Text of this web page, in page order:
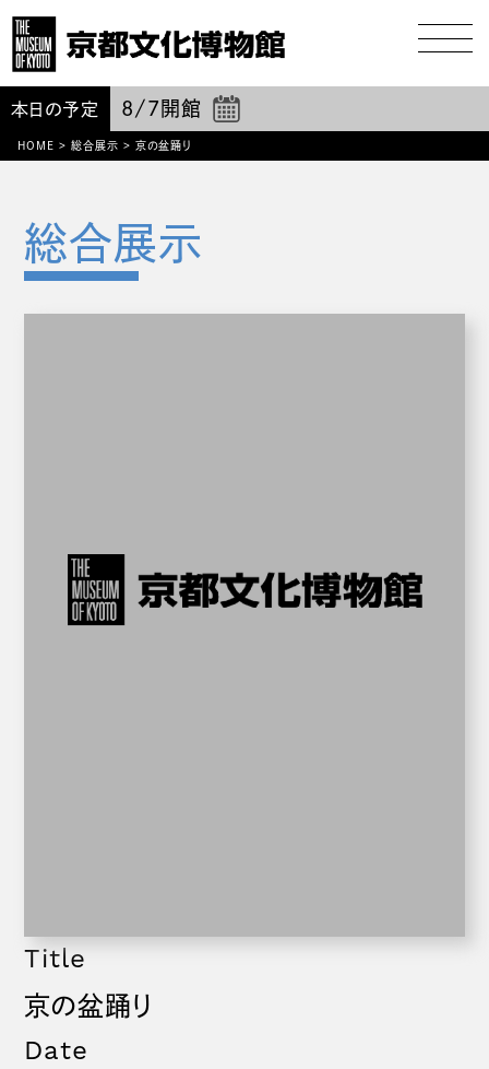
本日の予定 8/7 開館
HOME > 総合展示 > 京の盆踊り
Title
京の盆踊り
Date